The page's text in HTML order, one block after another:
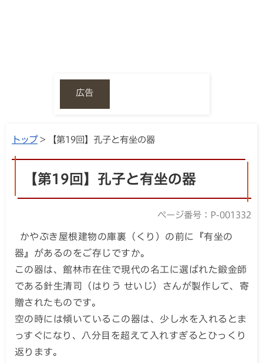
広告
トップ> 【第19回】孔子と有坐の器
【第19回】孔子と有坐の器
ページ番号：P-001332
かやぶき屋根建物の庫裏（くり）の前に『有坐の
器』があるのをご存じですか。
この器は、館林市在住で現代の名工に選ばれた鍛金師
である針生清司（はりう せいじ）さんが製作して、寄
贈されたものです。
空の時には傾いているこの器は、少し水を入れるとま
っすぐになり、八分目を超えて入れすぎるとひっくり
返ります。